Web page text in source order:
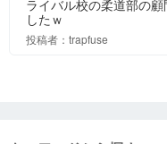
ライバル校の柔道部の
したｗ
投稿者：trapfuse